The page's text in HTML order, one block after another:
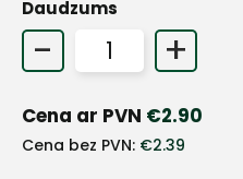
Daudzums
- +
Cena ar PVN €2.90
Cena bez PVN: €2.39